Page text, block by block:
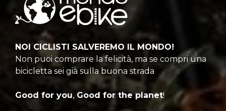
NOI CICLISTI SALVEREMO IL MONDO!
Non puoi comprare la felicità, ma se compri una
bicicletta sei già sulla buona strada
Good for you, Good for the planet!